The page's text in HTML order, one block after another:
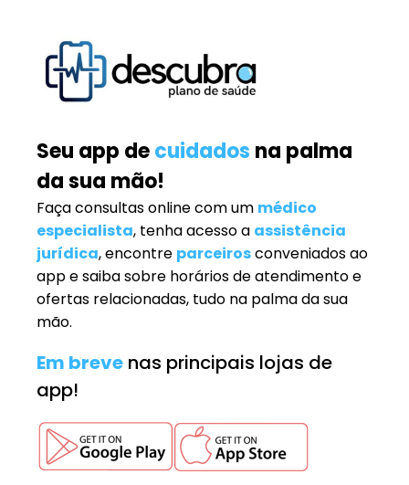
Seu app decuidados na palma
da sua mão!
Faça consultas online com um médico
especialista, tenha acesso a assistência
jurídica, encontre parceirosconveniados ao
app e saiba sobre horários de atendimento e
ofertas relacionadas, tudo na palma da sua
mão.
Em breve nas principais lojas de
app!